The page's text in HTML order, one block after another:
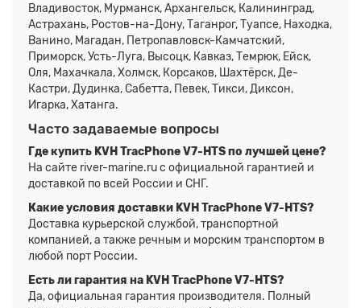
Владивосток, Мурманск, Архангельск, Калининград,
Астрахань, Ростов-на-Дону, Таганрог, Туапсе, Находка,
Ванино, Магадан, Петропавловск-Камчатский,
Приморск, Усть-Луга, Высоцк, Кавказ, Темрюк, Ейск,
Оля, Махачкала, Холмск, Корсаков, Шахтёрск, Де-
Кастри, Дудинка, Сабетта, Певек, Тикси, Диксон,
Игарка, Хатанга.
Часто задаваемые вопросы
Где купить KVH TracPhone V7-HTS по лучшей цене?
На сайте river-marine.ru с официальной гарантией и
доставкой по всей России и СНГ.
Какие условия доставки KVH TracPhone V7-HTS?
Доставка курьерской службой, транспортной
компанией, а также речным и морским транспортом в
любой порт России.
Есть ли гарантия на KVH TracPhone V7-HTS?
Да, официальная гарантия производителя. Полный